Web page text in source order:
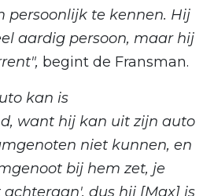
persoonlijk te kennen. Hij
aardig persoon, maar hij
begint de Fransman.
kan is
want hij kan uit zijn auto
niet kunnen, en
bij hem zet, je
dus hij [Max] is